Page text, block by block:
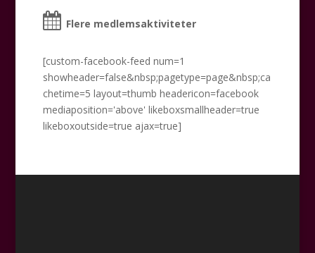
Flere medlemsaktiviteter
[custom-facebook-feed num=1
showheader=false&nbsp;pagetype=page&nbsp;ca
chetime=5 layout=thumb headericon=facebook
mediaposition='above' likeboxsmallheader=true
likeboxoutside=true ajax=true]